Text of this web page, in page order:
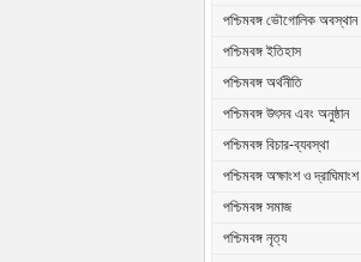
পশ্চিমবঙ্গ ভৌগোলিক অবস্থান
পশ্চিমবঙ্গ ইতিহাস
পশ্চিমবঙ্গ অর্থনীতি
পশ্চিমবঙ্গ উৎসব এবং অনুষ্ঠান
পশ্চিমবঙ্গ বিচার-ব্যবস্থা
পশ্চিমবঙ্গ অক্ষাংশ ও দ্রাঘিমাংশ
পশ্চিমবঙ্গ সমাজ
পশ্চিমবঙ্গ নৃত্য